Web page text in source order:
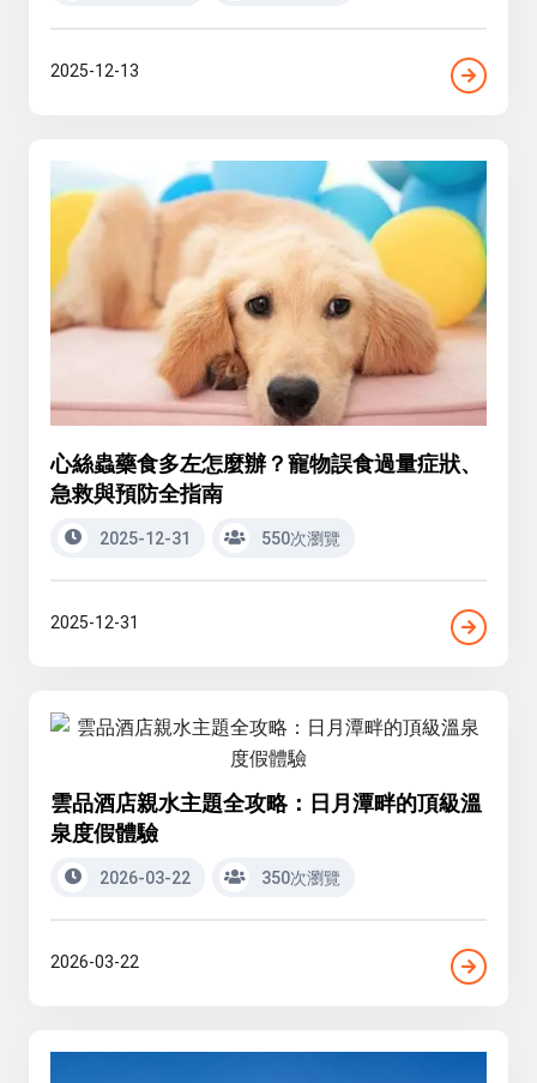
2025-12-13
心絲蟲藥食多左怎麼辦？寵物誤食過量症狀、
急救與預防全指南
2025-12-31 550次瀏覽
2025-12-31
雲品酒店親水主題全攻略：日月潭畔的頂級溫
泉度假體驗
2026-03-22 350次瀏覽
2026-03-22